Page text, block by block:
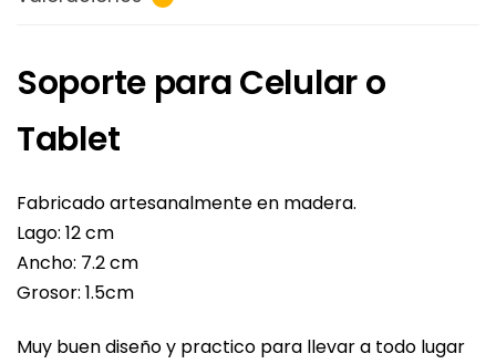
Soporte para Celular o
Tablet
Fabricado artesanalmente en madera.
Lago: 12 cm
Ancho: 7.2 cm
Grosor: 1.5cm
Muy buen diseño y practico para llevar a todo lugar